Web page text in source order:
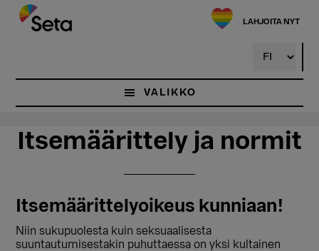
Hyppää
pääsisältöön
Hyppää
ensisijaiseen
sivupalkkiin
LAHJOITA NYT
VALIKKO
Itsemäärittely ja normit
Itsemäärittelyoikeus kunniaan!
Niin sukupuolesta kuin seksuaalisesta
suuntautumisestakin puhuttaessa on yksi kultainen